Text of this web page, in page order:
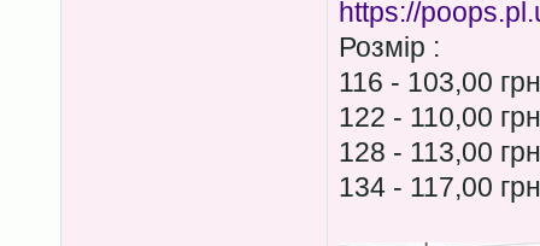
https://
Розмір :
116 - 103,00 грн
122 - 110,00 грн
128 - 113,00 грн
134 - 117,00 грн